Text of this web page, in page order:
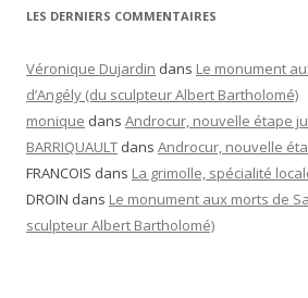
LES DERNIERS COMMENTAIRES
Véronique Dujardin dans Le monument
d’Angély (du sculpteur Albert Bartholomé)
monique dans Androcur, nouvelle étape
BARRIQUAULT dans Androcur, nouvelle
FRANCOIS dans La grimolle, spécialité
DROIN dans Le monument aux morts de
sculpteur Albert Bartholomé)